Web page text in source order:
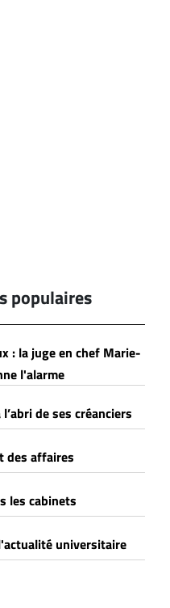
populaires
: la juge en chef Marie-
l'alarme
de ses créanciers
des affaires
les cabinets
universitaire